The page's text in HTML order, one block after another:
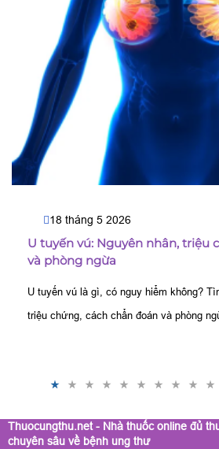
18 tháng 5 2026
U tuyến vú: Nguyên nhân, triệu
và phòng ngừa
U tuyến vú là gì, có nguy hiểm không?
triệu chứng, cách chẩn đoán và phòng
Thuocungthu.net - Nhà thuốc online đủ
chuyên sâu về bệnh ung thư